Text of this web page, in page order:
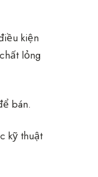
kiện
lỏng
bán.
kỹ thuật